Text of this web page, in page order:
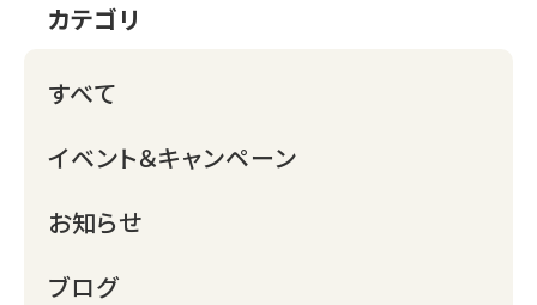
カテゴリ
すべて
イベント＆キャンペーン
お知らせ
ブログ